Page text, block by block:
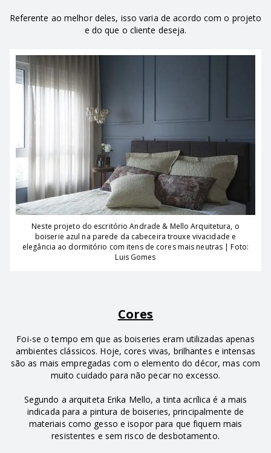
Referente ao melhor deles, isso varia de acordo com o projeto
e do que o cliente deseja.
Neste projeto do escritório Andrade & Mello Arquitetura, o
boiserie azul na parede da cabeceira trouxe vivacidade e
elegância ao dormitório com itens de cores mais neutras | Foto:
Luis Gomes
Cores
Foi-se o tempo em que as boiseries eram utilizadas apenas
ambientes clássicos. Hoje, cores vivas, brilhantes e intensas
são as mais empregadas com o elemento do décor, mas com
muito cuidado para não pecar no excesso.
Segundo a arquiteta Erika Mello, a tinta acrílica é a mais
indicada para a pintura de boiseries, principalmente de
materiais como gesso e isopor para que fiquem mais
resistentes e sem risco de desbotamento.